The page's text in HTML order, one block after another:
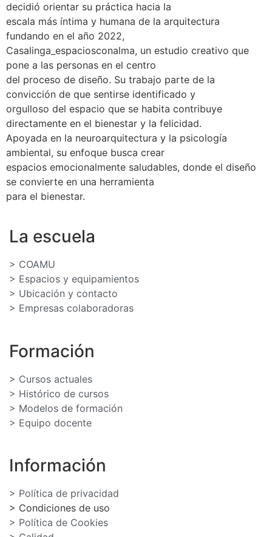
decidió orientar su práctica hacia la
escala más íntima y humana de la arquitectura
fundando en el año 2022,
Casalinga_espaciosconalma, un estudio creativo que
pone a las personas en el centro
del proceso de diseño. Su trabajo parte de la
convicción de que sentirse identificado y
orgulloso del espacio que se habita contribuye
directamente en el bienestar y la felicidad.
Apoyada en la neuroarquitectura y la psicología
ambiental, su enfoque busca crear
espacios emocionalmente saludables, donde el diseño
se convierte en una herramienta
para el bienestar.
La escuela
> COAMU
> Espacios y equipamientos
> Ubicación y contacto
> Empresas colaboradoras
Formación
> Cursos actuales
> Histórico de cursos
> Modelos de formación
> Equipo docente
Información
> Política de privacidad
> Condiciones de uso
> Política de Cookies